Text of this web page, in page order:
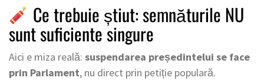
Ce trebuie știut: semnăturile NU
sunt suficiente singure
Aici e miza reală: suspendarea președintelui se face
prin Parlament, nu direct prin petiție populară.